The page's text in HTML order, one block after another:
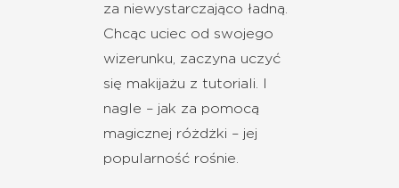
za niewystarczająco ładną.
Chcąc uciec od swojego
wizerunku, zaczyna uczyć
się makijażu z tutoriali. I
nagle – jak za pomocą
magicznej różdżki – jej
popularność rośnie.